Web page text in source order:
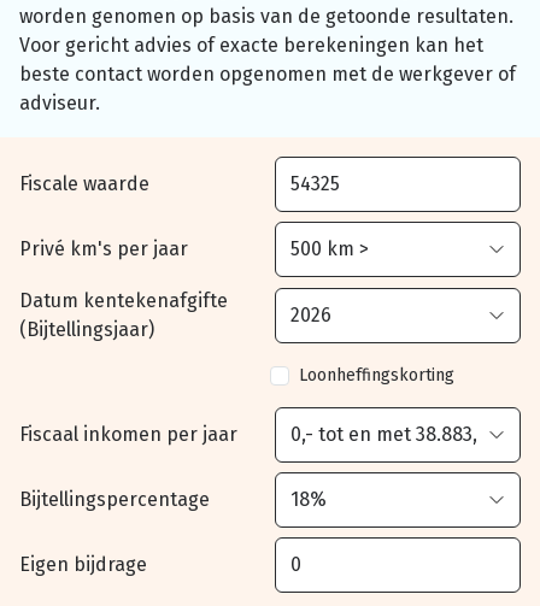
worden genomen op basis van de getoonde resultaten.
Voor gericht advies of exacte berekeningen kan het
beste contact worden opgenomen met de werkgever of
adviseur.
Fiscale waarde
Privé km's per jaar
Datum kentekenafgifte
(Bijtellingsjaar)
Loonheffingskorting
Fiscaal inkomen per jaar
Bijtellingspercentage
Eigen bijdrage